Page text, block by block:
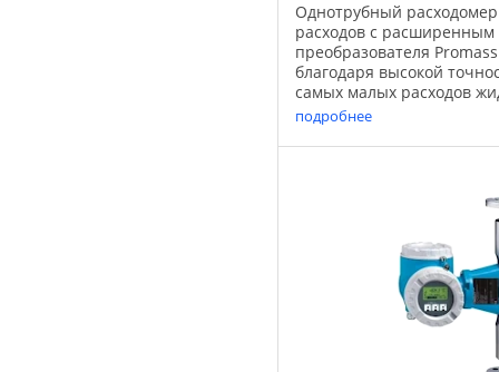
Однотрубный
расходов с
преобразователя
благодаря высокой
самых малых расходов
Обладает расширенным
таким как использование
подробнее